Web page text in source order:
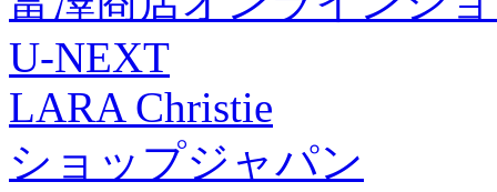
U-NEXT
LARA Christie
ショップジャパン